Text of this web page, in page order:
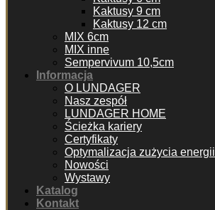
Kaktusy 9 cm
Kaktusy 12 cm
MIX 6cm
MIX inne
Sempervivum 10,5cm
Informacja
O LUNDAGER
Nasz zespół
LUNDAGER HOME
Ścieżka kariery
Certyfikaty
Optymalizacja zużycia energii
Nowości
Wystawy
Katalog
Kontakt